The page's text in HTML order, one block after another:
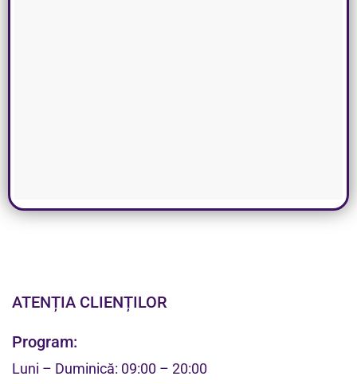
ATENȚIA CLIENȚILOR
Program:
Luni – Duminică: 09:00 – 20:00